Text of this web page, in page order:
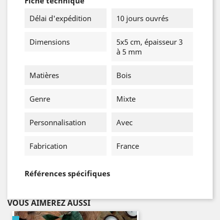
Délai d'expédition
10 jours ouvrés
Dimensions
5x5 cm, épaisseur 3
à 5 mm
Matières Bois
Genre Mixte
Personnalisation Avec
Fabrication France
Références spécifiques
VOUS AIMEREZ AUSSI